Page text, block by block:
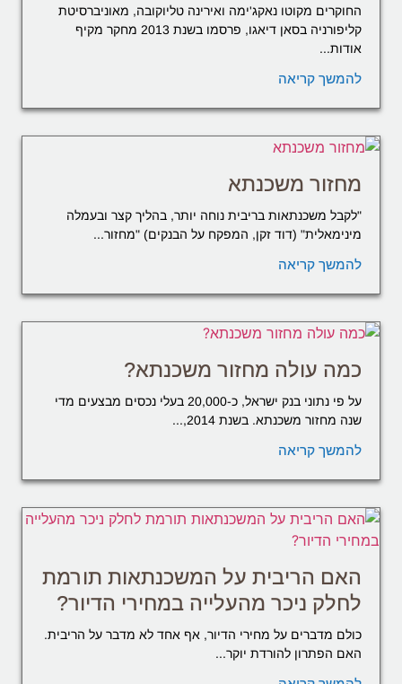
החוקרים מקוטו נאקג'ימה ואירינה טליוקובה, מאוניברסיטת
קליפורניה בסאן דיאגו, פרסמו בשנת 2013 מחקר מקיף
אודות...
להמשך קריאה
מחזור משכנתא
"לקבל משכנתאות בריבית נוחה יותר, בהליך קצר ובעמלה
מינימאלית" (דוד זקן, המפקח על הבנקים) "מחזור...
להמשך קריאה
כמה עולה מחזור משכנתא?
על פי נתוני בנק ישראל, כ-20,000 בעלי נכסים מבצעים מדי
שנה מחזור משכנתא. בשנת 2014,...
להמשך קריאה
האם הריבית על המשכנתאות תורמת
לחלק ניכר מהעלייה במחירי הדיור?
כולם מדברים על מחירי הדיור, אף אחד לא מדבר על הריבית.
האם הפתרון להורדת יוקר...